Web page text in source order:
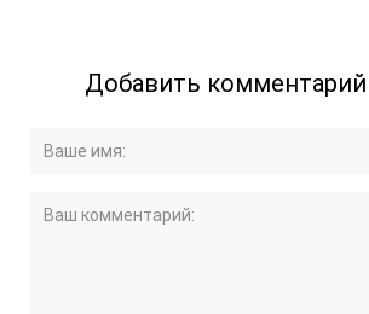
Добавить комментарий